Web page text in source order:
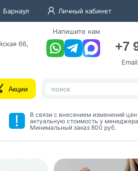
Барнаул Личный кабинет
66,
Напишите нам
+7
Акции
В связи с внесением изменений цен
актуальную стоимость у
Минимальный заказ 800 руб.
и согласие с